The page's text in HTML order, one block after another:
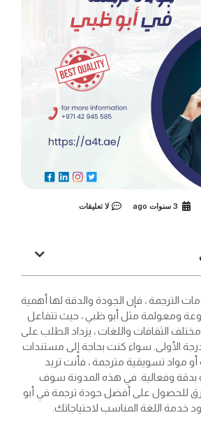
3 سنوات ago لا تعليقات
الترجمة ، فإن الجودة والدقة لها أهمية
ومعولمة مثل أبو ظبي ، حيث تتفاعل
الثقافات واللغات ، يزداد الطلب على
الأولى. سواء كنت بحاجة إلى مستندات
أو مواد تسويقية مترجمة ، فأنت تريد
بدقة وفعالية. في هذه المدونة سوف
للحصول على أفضل جودة ترجمة في أبو
خدمة اللغة المناسب لاحتياجاتك.